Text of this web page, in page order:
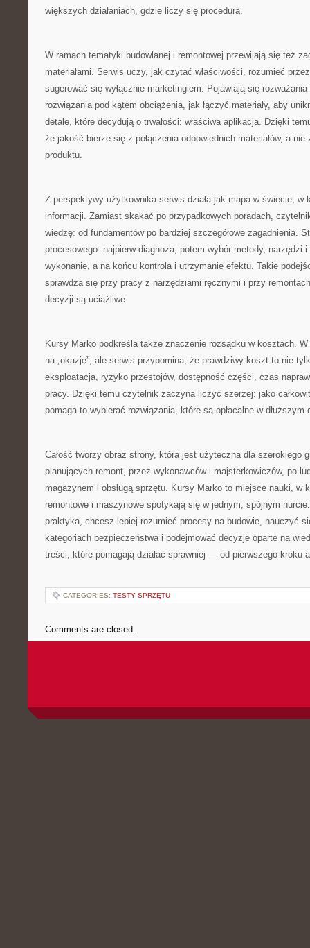
większych działaniach, gdzie liczy się procedura.
W ramach tematyki budowlanej i remontowej przewijają się też
materiałami. Serwis uczy, jak czytać właściwości, rozumieć
sugerować się wyłącznie marketingiem. Pojawiają się
rozwiązania pod kątem obciążenia, jak łączyć materiały, aby
detale, które decydują o trwałości: właściwa aplikacja. Dzięki
że jakość bierze się z połączenia odpowiednich materiałów, a nie
produktu.
Z perspektywy użytkownika serwis działa jak mapa w świecie, w
informacji. Zamiast skakać po przypadkowych poradach,
wiedzę: od fundamentów po bardziej szczegółowe zagadnienia.
procesowego: najpierw diagnoza, potem wybór metody, narzędzi i
wykonanie, a na końcu kontrola i utrzymanie efektu. Takie
sprawdza się przy pracy z narzędziami ręcznymi i przy
decyzji są uciążliwe.
Kursy Marko podkreśla także znaczenie rozsądku w kosztach.
na „okazję”, ale serwis przypomina, że prawdziwy koszt to nie
eksploatacja, ryzyko przestojów, dostępność części, czas
pracy. Dzięki temu czytelnik zaczyna liczyć szerzej: jako
pomaga to wybierać rozwiązania, które są opłacalne w dłuższym
Całość tworzy obraz strony, która jest użyteczna dla szerokiego
planujących remont, przez wykonawców i majsterkowiczów, po
magazynem i obsługą sprzętu. Kursy Marko to miejsce nauki, w
remontowe i maszynowe spotykają się w jednym, spójnym
praktyka, chcesz lepiej rozumieć procesy na budowie, nauczyć
kategoriach bezpieczeństwa i podejmować decyzje oparte na
treści, które pomagają działać sprawniej — od pierwszego kroku
CATEGORIES: TESTY SPRZĘTU
Comments are closed.